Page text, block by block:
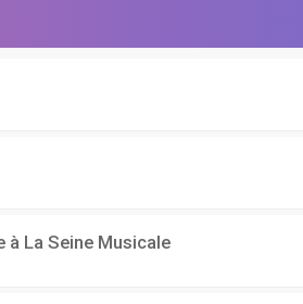
à La Seine Musicale